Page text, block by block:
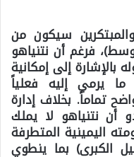
سيكون من
فرغم أن نتنياهو
بالإشارة إلى إمكانية
يرمي إليه فعلياً
تماماً. بخلاف إدارة
أن نتنياهو لا يملك
اليمينية المتطرفة
الكبرى) بما ينطوي